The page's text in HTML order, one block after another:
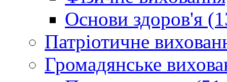
Основи здоров'я
Патріотичне
Громадянське